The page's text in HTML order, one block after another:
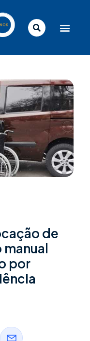
de
por